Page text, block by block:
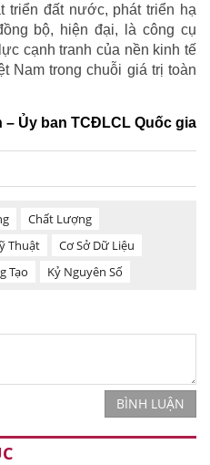
đất nước, phát triển hạ
bộ, hiện đại, là công cụ
cạnh tranh của nền kinh tế
Nam trong chuỗi giá trị toàn
– Ủy ban TCĐLCL Quốc gia
Chất Lượng
Thuật
Cơ Sở Dữ Liệu
Tạo Kỷ Nguyên Số
BÌNH LUẬN